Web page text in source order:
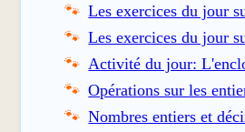
Les exercices du jour
Les exercices du jour
Activité du jour:
Opérations sur les
Nombres entiers et